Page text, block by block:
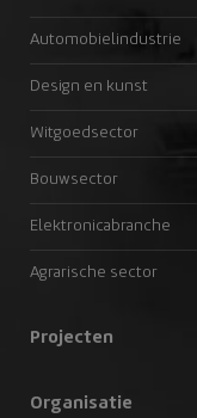
Automobielindustrie
Design en kunst
Witgoedsector
Bouwsector
Elektronicabranche
Agrarische sector
Projecten
Organisatie